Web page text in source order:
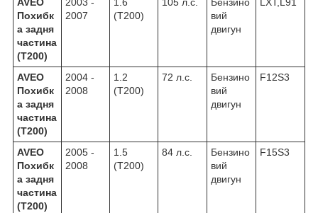
Похибк
а задня
частина
(T200)
2007
(T200)
вий
двигун
AVEO
Похибк
а задня
частина
(T200)
2004 -
2008
1.2
(T200)
72 л.с.
Бензино
вий
двигун
F12S3
AVEO
Похибк
а задня
частина
(T200)
2005 -
2008
1.5
(T200)
84 л.с.
Бензино
вий
двигун
F15S3